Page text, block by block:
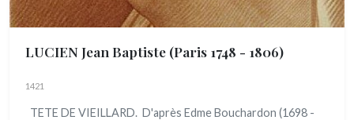
LUCIEN Jean Baptiste (Paris 1748 - 1806)
1421
TETE DE VIEILLARD. D'après Edme Bouchardon (1698 -